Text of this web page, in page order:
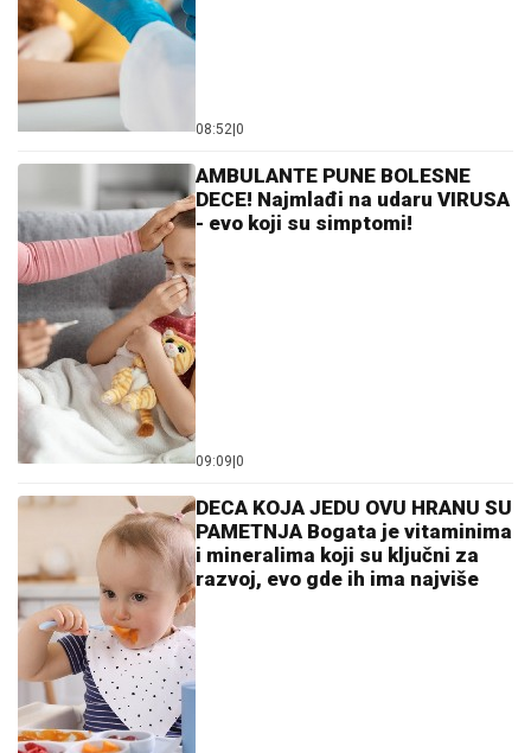
08:52 0
AMBULANTE PUNE BOLESNE
DECE! Najmlađi na udaru VIRUSA
- evo koji su simptomi!
09:09 0
DECA KOJA JEDU OVU HRANU SU
PAMETNJA Bogata je vitaminima
i mineralima koji su ključni za
razvoj, evo gde ih ima najviše